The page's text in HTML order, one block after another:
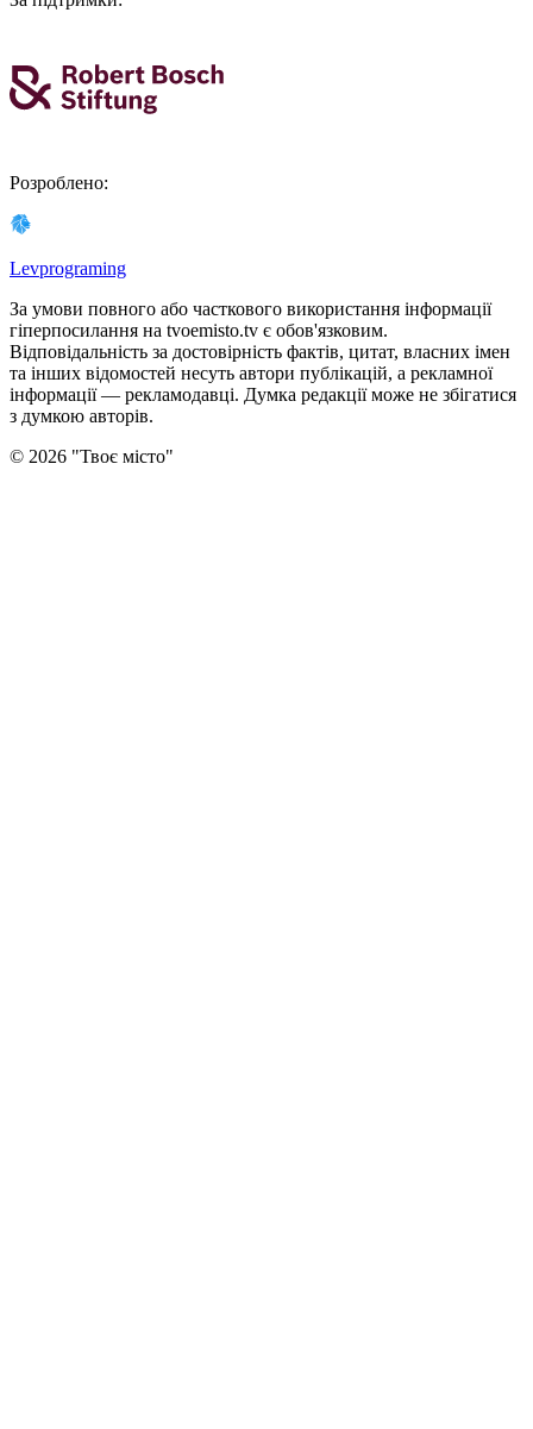
Розроблено:
Levprograming
За умови повного або часткового використання iнформацiї
гіперпосилання на tvoemisto.tv є обов'язковим.
Відповідальність за достовірність фактів, цитат, власних імен
та інших відомостей несуть автори публікацій, а рекламної
інформації — рекламодавці. Думка редакцiї може не збiгатися
з думкою авторiв.
© 2026 "Твоє місто"